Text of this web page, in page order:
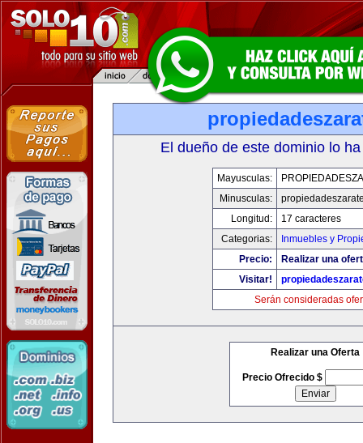
El dueño de este dominio lo
Mayusculas:
Minusculas:
Longitud:
17 caracteres
Categorias:
Inmuebles y
Precio:
Realizar una
Visitar!
Serán consideradas
Realizar una Oferta
Precio Ofrecido $